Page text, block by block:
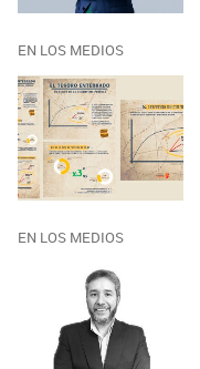
EN LOS MEDIOS
EN LOS MEDIOS